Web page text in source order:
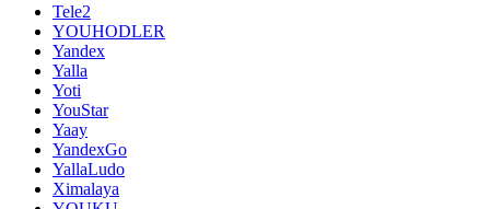
Tele2
YOUHODLER
Yandex
Yalla
Yoti
YouStar
Yaay
YandexGo
YallaLudo
Ximalaya